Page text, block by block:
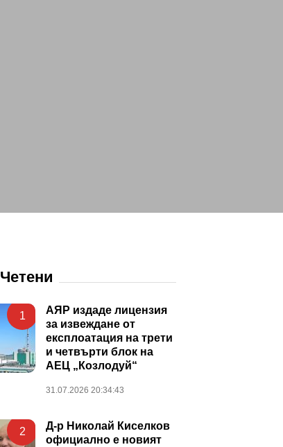
1
АЯР издаде лицензия
за извеждане от
експлоатация на трети
и четвърти блок на
АЕЦ „Козлодуй“
31.07.2026 20:34:43
2
Д-р Николай Киселков
официално е новият